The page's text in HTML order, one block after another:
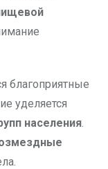
благоприятные
уделяется
населения.